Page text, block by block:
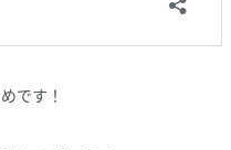
です！